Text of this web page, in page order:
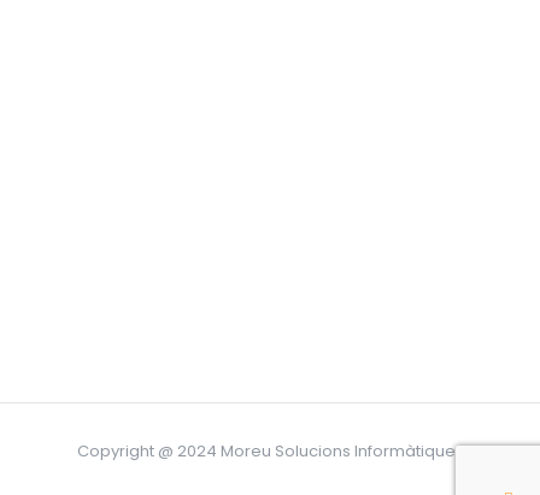
Copyright @ 2024 Moreu Solucions Informàtiques